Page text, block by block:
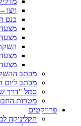
כנס
מצעד
מצעד
מצעד
מצעד
מכתב
מכתב ליום
סמל "דרך
מטרות
פרויקטים
הקליניקה